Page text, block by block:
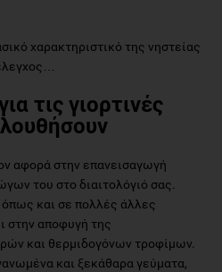
χαρακτηριστικό της νηστείας
τις γιορτινές
αφορά στην επανεισαγωγή
του στο διαιτολόγιό σας.
και σε πολλές άλλες
στην αποφυγή της
και θερμιδογόνων τροφίμων.
και ξεκάθαρα γεύματα,